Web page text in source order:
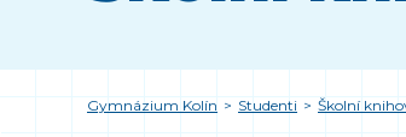
Gymnázium Kolín > Studenti > Školní